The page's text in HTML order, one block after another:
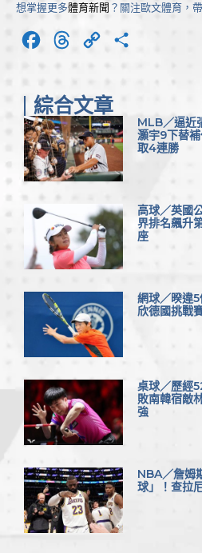
想掌握更多體育新聞 ？關注歐文體育，
FacebookThreads
Copy
綜合文章
MLB／逼近
灝宇9下替
取4連勝
高球／英國
界排名飆升
座
網球／暌違
欣德國挑戰
桌球／歷經
敗南韓宿敵
強
NBA／詹姆
球」！查拉